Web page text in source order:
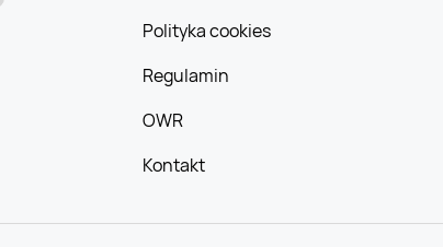
Polityka cookies
Regulamin
OWR
Kontakt